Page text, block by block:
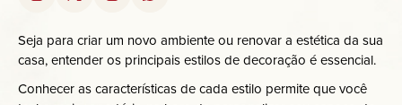
Seja para criar um novo ambiente ou renovar a estética da sua
casa, entender os principais estilos de decoração é essencial.
Conhecer as características de cada estilo permite que você